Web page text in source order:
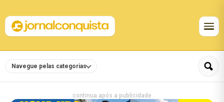
Navegue pelas categorias
continua após a publicidade